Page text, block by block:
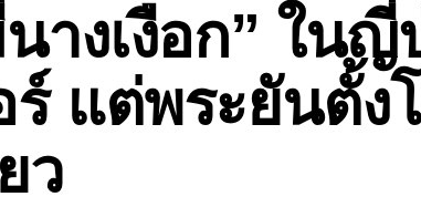
างเงือก” ในญี่
แต่พระยันตั้ง
ว